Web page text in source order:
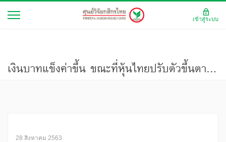
เงินบาทแข็งค่าขึ้น ขณะที่หุ้นไทยปรับตัวขึ้นตามแรงซื้อของกลุ่มนักลงทุนสถาบัน
28 สิงหาคม 2563
เข้าสู่ระบบ